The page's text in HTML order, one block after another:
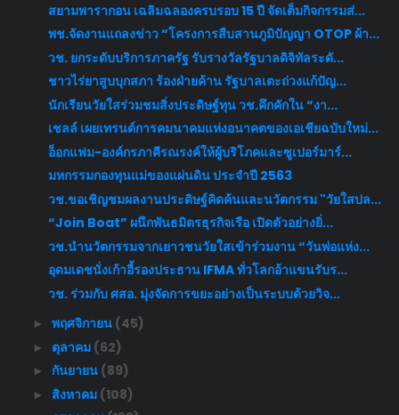
สยามพารากอน เฉลิมฉลองครบรอบ 15 ปี จัดเต็มกิจกรรมส่...
พช.จัดงานแถลงข่าว “โครงการสืบสานภูมิปัญญา OTOP ผ้า...
วช. ยกระดับบริการภาครัฐ รับรางวัลรัฐบาลดิจิทัลระดั...
ชาวไร่ยาสูบบุกสภา ร้องฝ่ายค้าน รัฐบาลเตะถ่วงแก้ปัญ...
นักเรียนวัยใสร่วมชมสิ่งประดิษฐ์ทุน วช.คึกคักใน “งา...
เชลล์ เผยเทรนด์การคมนาคมแห่งอนาคตของเอเชียฉบับใหม่...
อ็อกแฟม-องค์กรภาคีรณรงค์ให้ผู้บริโภคและซูเปอร์มาร์...
มหกรรมกองทุนแม่ของแผ่นดิน ประจำปี 2563
วช.ขอเชิญชมผลงานประดิษฐ์คิดค้นและนวัตกรรม "วัยใสปล...
“Join Boat” ผนึกพันธมิตรธุรกิจเรือ เปิดตัวอย่างยิ่...
วช.นำนวัตกรรมจากเยาวชนวัยใสเข้าร่วมงาน “วันพ่อแห่ง...
อุดมเดชนั่งเก้าอี้รองประธาน IFMA ทั่วโลกอ้าแขนรับร...
วช. ร่วมกับ ศสอ. มุ่งจัดการขยะอย่างเป็นระบบด้วยวิจ...
► พฤศจิกายน (45)
► ตุลาคม (62)
► กันยายน (89)
► สิงหาคม (108)